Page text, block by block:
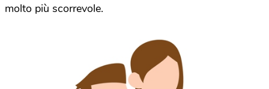
molto più scorrevole.